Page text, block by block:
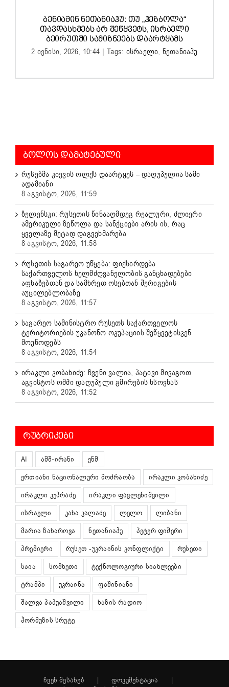
ᲑᲔᲜᲘᲐᲛᲘᲜ ᲜᲔᲗᲐᲜᲘᲐᲰᲣ: ᲗᲣ „ᲰᲔᲖᲑᲝᲚᲐ“
ᲗᲐᲕᲓᲐᲡᲮᲛᲔᲑᲡ ᲐᲠ ᲨᲔᲬᲧᲕᲔᲢᲡ, ᲘᲡᲠᲐᲔᲚᲘ
ᲑᲔᲘᲠᲣᲗᲨᲘ ᲡᲐᲛᲘᲖᲜᲔᲔᲑᲡ ᲓᲐᲐᲠᲢᲧᲐᲛᲡ
2 ივნისი, 2026, 10:44 | Tags: ისრაელი, ნეთანიაჰუ
ᲑᲝᲚᲝᲡ ᲓᲐᲛᲐᲢᲔᲑᲣᲚᲘ
რუსებმა კიევის ოლქს დაარტყეს – დაღუპულია სამი
ადამიანი
8 აგვისტო, 2026, 11:59
ზელენსკი: რუსეთის წინააღმდეგ რეალური, ძლიერი
ამერიკული ზეწოლა და სანქციები არის ის, რაც
ყველაზე მეტად დაგვეხმარება
8 აგვისტო, 2026, 11:58
რუსეთის საგარეო უწყება: ფიქსირდება
საქართველოს ხელმძღვანელობის განცხადებები
აფხაზებთან და სამხრეთ ოსებთან შერიგების
აუცილებლობაზე
8 აგვისტო, 2026, 11:57
საგარეო სამინისტრო რუსეთს საქართველოს
ტერიტორიების უკანონო ოკუპაციის შეწყვეტისკენ
მოუწოდებს
8 აგვისტო, 2026, 11:54
ირაკლი კობახიძე: ჩვენი ვალია, პატივი მივაგოთ
აგვისტოს ომში დაღუპული გმირების ხსოვნას
8 აგვისტო, 2026, 11:52
ᲠᲣᲑᲠᲘᲙᲔᲑᲘ
AI აშშ-ირანი
ენმ
ერთიანი ნაციონალური მოძრაობა
ირაკლი კობახიძე
ირაკლი კუპრაძე
ირაკლი ფავლენიშვილი
ისრაელი
კახა კალაძე ლელო
ლიბანი
მარია ზახაროვა
ნეთანიაჰუ
პეტერ ფიშერი
პრემიერი
რუსეთ -უკრაინის კონფლიქტი
რუსეთი
საია
სომხეთი
ტექნოლოგიური სიახლეები
ტრამპი
უკრაინა
ფაშინიანი
შალვა პაპუაშვილი
ხაზის რადიო
ჰორმუზის სრუტე
ჩვენ შესახებ
დოკუმენტაცია